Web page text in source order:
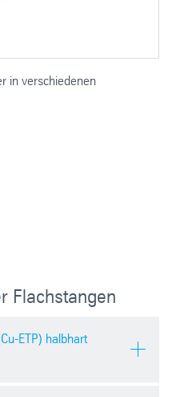
in verschiedenen
Flachstangen
ETP) halbhart